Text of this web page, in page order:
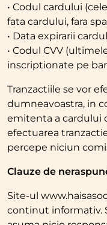
• Codul cardului
fata cardului, fara
• Data expirarii
• Codul CVV
inscriptionate pe
Tranzactiile se vor
dumneavoastra, in
emitenta a cardului
efectuarea
percepe niciun
Clauze de
Site-ul
continut informativ.